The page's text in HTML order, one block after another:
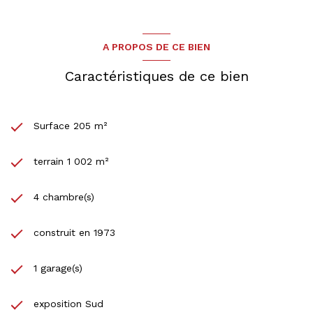
A PROPOS DE CE BIEN
Caractéristiques de ce bien
Surface 205 m²
terrain 1 002 m²
4 chambre(s)
construit en 1973
1 garage(s)
exposition Sud